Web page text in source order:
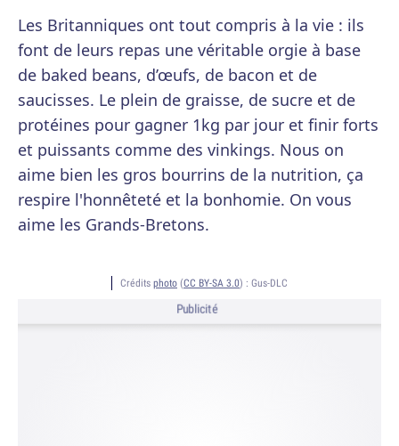
Les Britanniques ont tout compris à la vie : ils
font de leurs repas une véritable orgie à base
de baked beans, d’œufs, de bacon et de
saucisses. Le plein de graisse, de sucre et de
protéines pour gagner 1kg par jour et finir forts
et puissants comme des vinkings. Nous on
aime bien les gros bourrins de la nutrition, ça
respire l'honnêteté et la bonhomie. On vous
aime les Grands-Bretons.
Crédits photo (CC BY-SA 3.0) : Gus-DLC
Publicité